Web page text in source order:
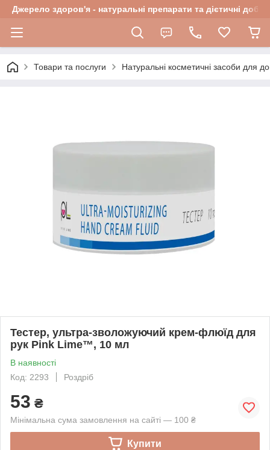
Джерело здоров'я - натуральні препарати та дієтичні
Товари та послуги Натуральні косметичні засоби для
Тестер, ультра-зволожуючий крем-флюїд для
рук Pink Lime™, 10 мл
В наявності
Код: 2293
Роздріб
53 ₴
Мінімальна сума замовлення на сайті — 100 ₴
Купити